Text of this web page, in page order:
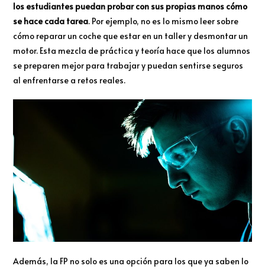
los estudiantes puedan probar con sus propias manos cómo
se hace cada tarea. Por ejemplo, no es lo mismo leer sobre
cómo reparar un coche que estar en un taller y desmontar un
motor. Esta mezcla de práctica y teoría hace que los alumnos
se preparen mejor para trabajar y puedan sentirse seguros
al enfrentarse a retos reales.
Además, la FP no solo es una opción para los que ya saben lo